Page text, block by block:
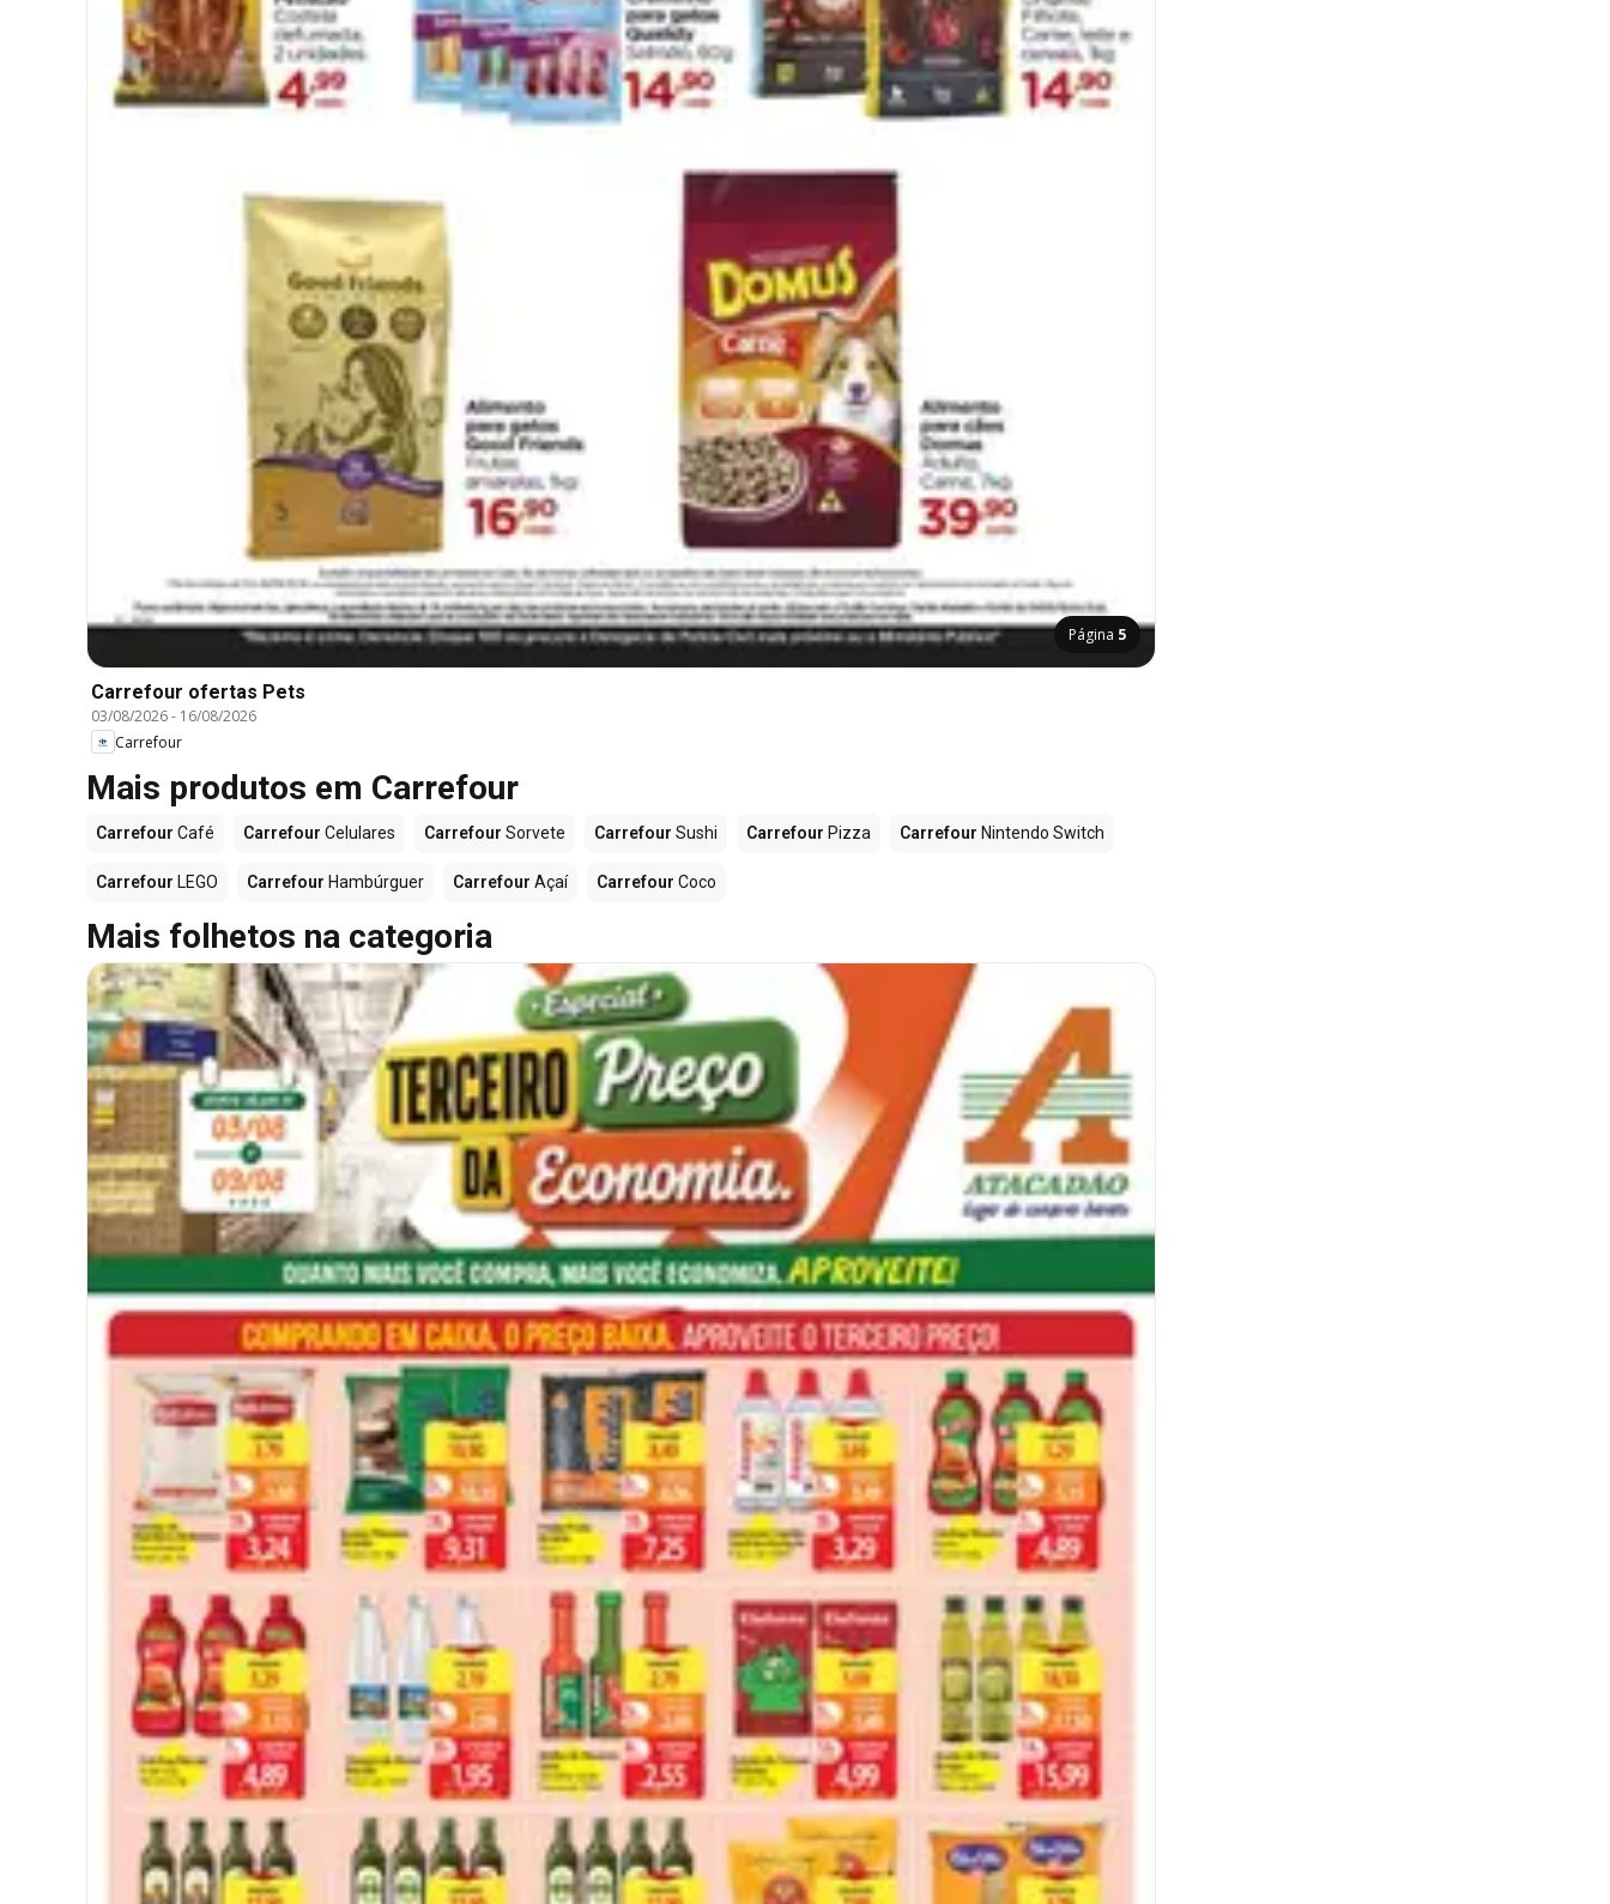
Página 5
Carrefour ofertas Pets
03/08/2026- 16/08/2026
Carrefour
Mais produtos em Carrefour
Carrefour Café Carrefour Celulares Carrefour Sorvete Carrefour Sushi Carrefour Pizza Carrefour Nintendo Switch
Carrefour LEGO Carrefour Hambúrguer Carrefour Açaí Carrefour Coco
Mais folhetos na categoria